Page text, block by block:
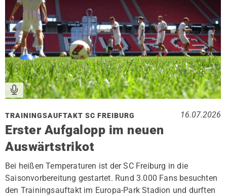
TRAININGSAUFTAKT SC FREIBURG 16.07.2026
Erster Aufgalopp im neuen
Auswärtstrikot
Bei heißen Temperaturen ist der SC Freiburg in die
Saisonvorbereitung gestartet. Rund 3.000 Fans besuchten
den Trainingsauftakt im Europa-Park Stadion und durften